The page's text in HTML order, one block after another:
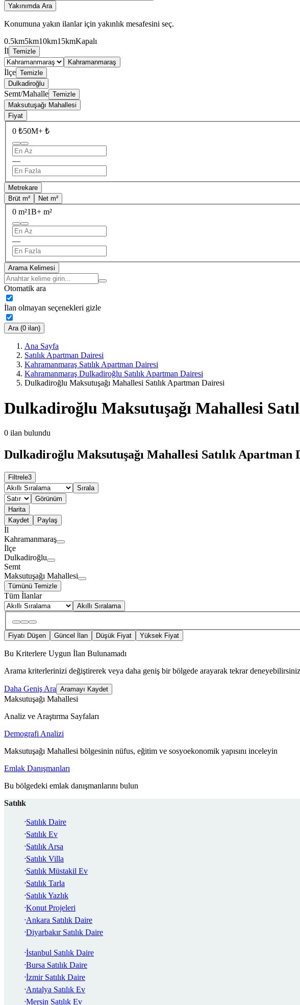
Yakınımda Ara
Konumuna yakın ilanlar için yakınlık mesafesini seç.
0.5km5km10km15kmKapalı
İl Temizle
Kahramanmaraş
İlçe Temizle
Dulkadiroğlu
Semt/Mahalle Temizle
Maksutuşağı Mahallesi
Fiyat
0 ₺50M+ ₺
—
Metrekare
Brüt m²
Net m²
0 m²1B+ m²
—
Arama Kelimesi
Otomatik ara
İlan olmayan seçenekleri gizle
Ara (0 ilan)
Ana Sayfa
Satılık Apartman Dairesi
Kahramanmaraş Satılık Apartman Dairesi
Kahramanmaraş Dulkadiroğlu Satılık Apartman Dairesi
Dulkadiroğlu Maksutuşağı Mahallesi Satılık Apartman Dairesi
Dulkadiroğlu Maksutuşağı Mahallesi
0 ilan bulundu
Dulkadiroğlu Maksutuşağı Mahallesi Satılık Apartman
Filtrele3
Sırala
Görünüm
Harita
Kaydet
Paylaş
İl
Kahramanmaraş
İlçe
Dulkadiroğlu
Semt
Maksutuşağı Mahallesi
Tümünü Temizle
Tüm İlanlar
Akıllı Sıralama
Fiyatı Düşen Güncel İlan Düşük Fiyat Yüksek Fiyat
Bu Kriterlere Uygun İlan Bulunamadı
Arama kriterlerinizi değiştirerek veya daha geniş bir bölgede arayarak tekrar
Daha Geniş Ara Aramayı Kaydet
Maksutuşağı Mahallesi
Analiz ve Araştırma Sayfaları
Demografi Analizi
Maksutuşağı Mahallesi bölgesinin nüfus, eğitim ve sosyoekonomik yapısını inceleyin
Emlak Danışmanları
Bu bölgedeki emlak danışmanlarını bulun
Satılık
Satılık Daire
Satılık Ev
Satılık Arsa
Satılık Villa
Satılık Müstakil Ev
Satılık Tarla
Satılık Yazlık
Konut Projeleri
Ankara Satılık Daire
Diyarbakır Satılık Daire
İstanbul Satılık Daire
Bursa Satılık Daire
İzmir Satılık Daire
Antalya Satılık Ev
Mersin Satılık Ev